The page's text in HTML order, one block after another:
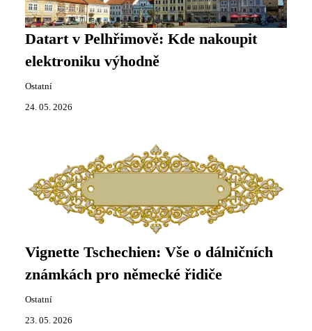
Datart v Pelhřimově: Kde nakoupit
elektroniku výhodně
Ostatní
24. 05. 2026
Vignette Tschechien: Vše o dálničních
známkách pro německé řidiče
Ostatní
23. 05. 2026